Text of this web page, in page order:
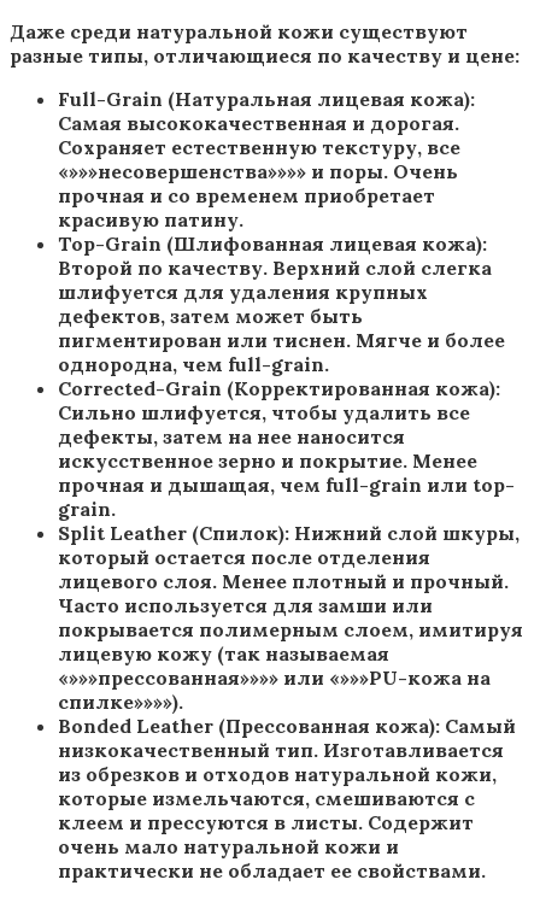
Даже среди натуральной кожи существуют
разные типы, отличающиеся по качеству и цене:
Full-Grain (Натуральная лицевая кожа):
Самая высококачественная и дорогая.
Сохраняет естественную текстуру, все
«»»»несовершенства»»»» и поры. Очень
прочная и со временем приобретает
красивую патину.
Top-Grain (Шлифованная лицевая кожа):
Второй по качеству. Верхний слой слегка
шлифуется для удаления крупных
дефектов, затем может быть
пигментирован или тиснен. Мягче и более
однородна, чем full-grain.
Corrected-Grain (Корректированная кожа):
Сильно шлифуется, чтобы удалить все
дефекты, затем на нее наносится
искусственное зерно и покрытие. Менее
прочная и дышащая, чем full-grain или top-
grain.
Split Leather (Спилок): Нижний слой шкуры,
который остается после отделения
лицевого слоя. Менее плотный и прочный.
Часто используется для замши или
покрывается полимерным слоем, имитируя
лицевую кожу (так называемая
«»»»прессованная»»»» или «»»»PU-кожа на
спилке»»»»).
Bonded Leather (Прессованная кожа): Самый
низкокачественный тип. Изготавливается
из обрезков и отходов натуральной кожи,
которые измельчаются, смешиваются с
клеем и прессуются в листы. Содержит
очень мало натуральной кожи и
практически не обладает ее свойствами.